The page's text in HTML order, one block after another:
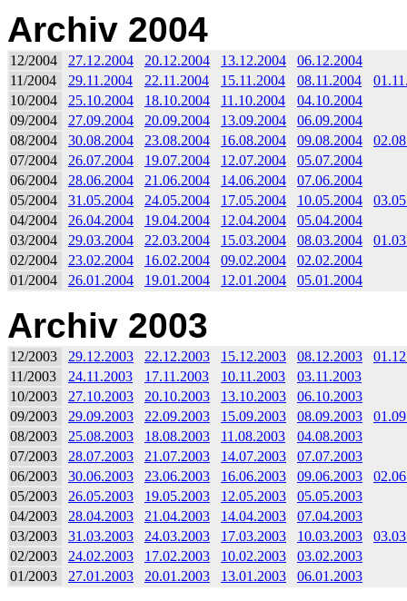
Archiv 2004
12/2004 27.12.2004 20.12.2004 13.12.2004
06.12.2004
11/2004
29.11.2004 22.11.2004 15.11.2004 08.11.2004
10/2004
25.10.2004 18.10.2004 11.10.2004
04.10.2004
09/2004
27.09.2004 20.09.2004 13.09.2004
06.09.2004
08/2004
30.08.2004 23.08.2004 16.08.2004 09.08.2004
07/2004
26.07.2004 19.07.2004 12.07.2004
05.07.2004
06/2004
28.06.2004 21.06.2004 14.06.2004
07.06.2004
05/2004
31.05.2004 24.05.2004 17.05.2004 10.05.2004
04/2004
26.04.2004 19.04.2004 12.04.2004
05.04.2004
03/2004
29.03.2004 22.03.2004 15.03.2004 08.03.2004
02/2004
23.02.2004 16.02.2004 09.02.2004
02.02.2004
01/2004
26.01.2004 19.01.2004 12.01.2004 05.01.2004
Archiv 2003
12/2003 29.12.2003 22.12.2003 15.12.2003 08.12.2003
11/2003
24.11.2003 17.11.2003 10.11.2003
03.11.2003
10/2003
27.10.2003 20.10.2003 13.10.2003
06.10.2003
09/2003
29.09.2003 22.09.2003 15.09.2003 08.09.2003
08/2003
25.08.2003 18.08.2003 11.08.2003
04.08.2003
07/2003
28.07.2003 21.07.2003 14.07.2003
07.07.2003
06/2003
30.06.2003 23.06.2003 16.06.2003 09.06.2003
05/2003
26.05.2003 19.05.2003 12.05.2003
05.05.2003
04/2003
28.04.2003 21.04.2003 14.04.2003
07.04.2003
03/2003
31.03.2003 24.03.2003 17.03.2003 10.03.2003
02/2003
24.02.2003 17.02.2003 10.02.2003
03.02.2003
01/2003
27.01.2003 20.01.2003 13.01.2003 06.01.2003